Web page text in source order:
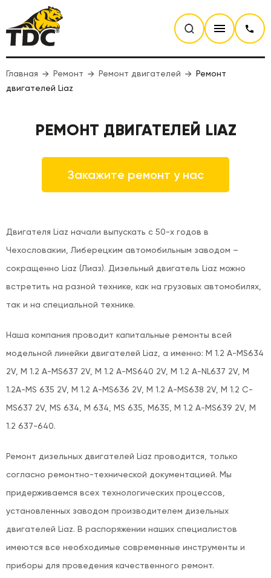
Главная Ремонт Ремонт двигателей
Ремонт
двигателей Liaz
РЕМОНТ ДВИГАТЕЛЕЙ LIAZ
Закажите ремонт у нас
Двигателя Liaz начали выпускать с 50-х годов в
Чехословакии, Либерецким автомобильным заводом –
сокращенно Liaz (Лиаз). Дизельный двигатель Liaz можно
встретить на разной технике, как на грузовых автомобилях,
так и на специальной технике.
Наша компания проводит капитальные ремонты всей
модельной линейки двигателей Liaz, а именно: M 1.2 A-MS634
2V, M 1.2 A-MS637 2V, M 1.2 A-MS640 2V, M 1.2 A-NL637 2V, M
1.2A-MS 635 2V, M 1.2 A-MS636 2V, M 1.2 A-MS638 2V, M 1.2 C-
MS637 2V, MS 634, M 634, MS 635, M635, M 1.2 A-MS639 2V, M
1.2 637-640.
Ремонт дизельных двигателей Liaz проводится, только
согласно ремонтно-технической документацией. Мы
придерживаемся всех технологических процессов,
установленных заводом производителем дизельных
двигателей Liaz. В распоряжении наших специалистов
имеются все необходимые современные инструменты и
приборы для проведения качественного ремонт.